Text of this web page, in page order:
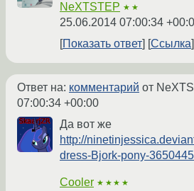
NeXTSTEP ★★
25.06.2014 07:00:34
Показать ответ
Ссылка
Ответ на: комментарий от
07:00:34 +00:00
Да вот же
http://
dress-Bjork-pony-
Cooler ★★★★